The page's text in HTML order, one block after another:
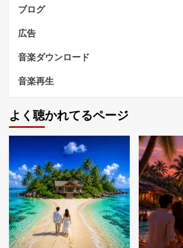
ブログ
広告
音楽ダウンロード
音楽再生
よく聴かれてるページ